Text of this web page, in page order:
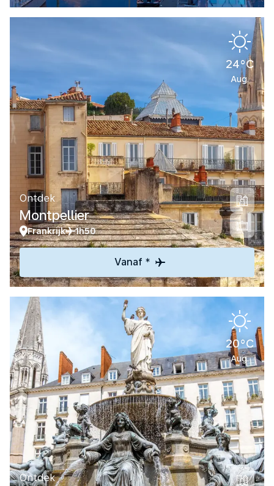
24°C
Aug.
Ontdek
Montpellier
Frankrijk 1h50
Vanaf *
20°C
Aug.
Ontdek